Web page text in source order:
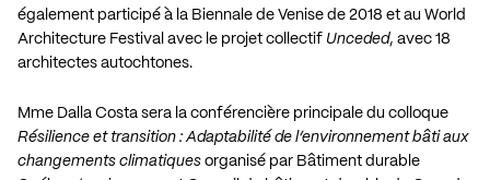
également participé à la Biennale de Venise de 2018 et au World
Architecture Festival avec le projet collectif Unceded, avec 18
architectes autochtones.
Mme Dalla Costa sera la conférencière principale du colloque
Résilience et transition : Adaptabilité de l’environnement bâti aux
changements climatiques organisé par Bâtiment durable